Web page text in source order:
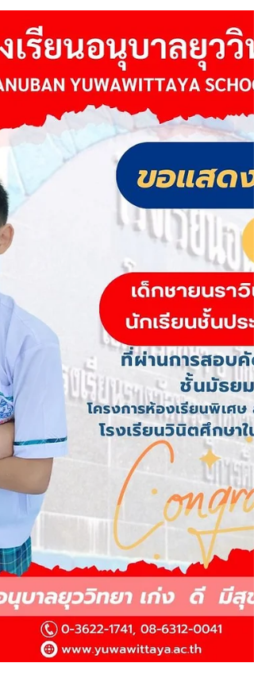
22 ธ.ค. 2568
นักเรียนโรงเรียนอนุบาลยุววิทยา
รับการฉีดวัคซีนรวมเพื่อป้องกันโรค
หัด คางทูม หัด-เยอรมัน(MMR) ,
โรคคอตีบและบาดทะยัก (dT) และ
หยอดวัคซีนป้องกันโรคโปลิโอ